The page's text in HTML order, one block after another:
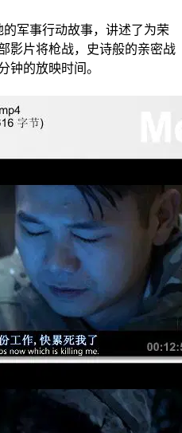
军事行动故事，讲述了为荣
影片将枪战，史诗般的亲密战
钟的放映时间。